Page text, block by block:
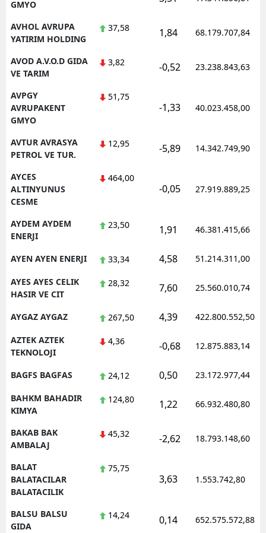
GMYO
AVHOL AVRUPA
YATIRIM HOLDING
37,58 1,84 68.179.707,84
AVOD A.V.O.D GIDA
VE TARIM
3,82 -0,52 23.238.843,63
AVPGY
AVRUPAKENT
GMYO
51,75
-1,33 40.023.458,00
AVTUR AVRASYA
PETROL VE TUR.
12,95 -5,89 14.342.749,90
AYCES
ALTINYUNUS
CESME
464,00
-0,05 27.919.889,25
AYDEM AYDEM
ENERJI
23,50 1,91 46.381.415,66
AYEN AYEN ENERJI 33,34 4,58 51.214.311,00
AYES AYES CELIK
HASIR VE CIT
28,32 7,60 25.560.010,74
AYGAZ AYGAZ 267,50 4,39 422.800.552,50
AZTEK AZTEK
TEKNOLOJI
4,36 -0,68 12.875.883,14
BAGFS BAGFAS 24,12 0,50 23.172.977,44
BAHKM BAHADIR
KIMYA
124,80 1,22 66.932.480,80
BAKAB BAK
AMBALAJ
45,32 -2,62 18.793.148,60
BALAT
BALATACILAR
BALATACILIK
75,75
3,63 1.553.742,80
BALSU BALSU
GIDA
14,24 0,14 652.575.572,88